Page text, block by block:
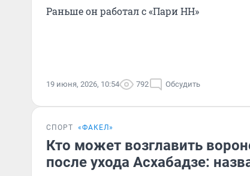
Раньше он работал с «Пари НН»
19 июня, 2026, 10:54 792 Обсудить
СПОРТ «ФАКЕЛ»
Кто может возглавить
после ухода Асхабадзе: